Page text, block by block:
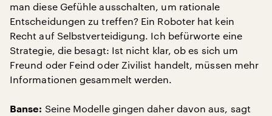
man diese Gefühle ausschalten, um rationale
Entscheidungen zu treffen? Ein Roboter hat kein
Recht auf Selbstverteidigung. Ich befürworte eine
Strategie, die besagt: Ist nicht klar, ob es sich um
Freund oder Feind oder Zivilist handelt, müssen mehr
Informationen gesammelt werden.
Banse: Seine Modelle gingen daher davon aus, sagt